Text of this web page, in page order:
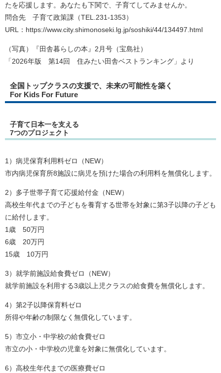
たを応援します。あなたも下関で、子育てしてみませんか。
問合先 子育て政策課（TEL.231-1353）
URL：https://www.city.shimonoseki.lg.jp/soshiki/44/134497.html
（写真）『田舎暮らしの本』2月号（宝島社）
「2026年版 第14回 住みたい田舎ベストランキング」より
全国トップクラスの支援で、未来の可能性を築く
For Kids For Future
子育て日本一を支える
7つのプロジェクト
1）病児保育利用料ゼロ（NEW）
市内病児保育所8施設に病児を預けた場合の利用料を無償化します。
2）多子世帯子育て応援給付金（NEW）
高校生年代までの子どもを養育する世帯を対象に第3子以降の子ども
に給付します。
1歳 50万円
6歳 20万円
15歳 10万円
3）就学前施設給食費ゼロ（NEW）
就学前施設を利用する3歳以上児クラスの給食費を無償化します。
4）第2子以降保育料ゼロ
所得や年齢の制限なく無償化しています。
5）市立小・中学校の給食費ゼロ
市立の小・中学校の児童を対象に無償化しています。
6）高校生年代までの医療費ゼロ